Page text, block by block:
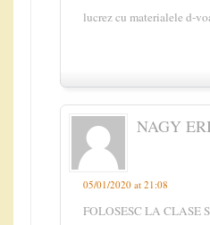
lucrez cu materialele d-
NAGY
05/01/2020 at 21:08
FOLOSESC LA CLASE